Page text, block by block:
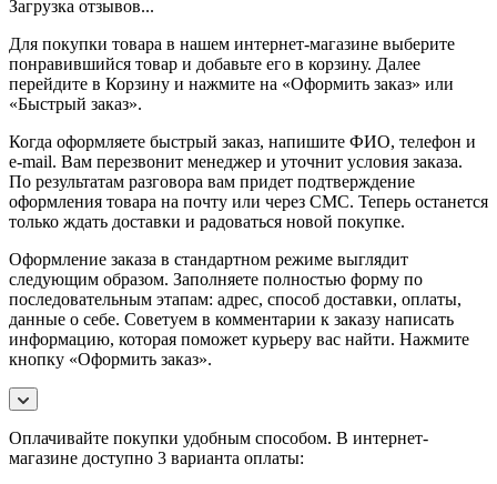
Загрузка отзывов...
Для покупки товара в нашем интернет-магазине выберите
понравившийся товар и добавьте его в корзину. Далее
перейдите в Корзину и нажмите на «Оформить заказ» или
«Быстрый заказ».
Когда оформляете быстрый заказ, напишите ФИО, телефон и
e-mail. Вам перезвонит менеджер и уточнит условия заказа.
По результатам разговора вам придет подтверждение
оформления товара на почту или через СМС. Теперь останется
только ждать доставки и радоваться новой покупке.
Оформление заказа в стандартном режиме выглядит
следующим образом. Заполняете полностью форму по
последовательным этапам: адрес, способ доставки, оплаты,
данные о себе. Советуем в комментарии к заказу написать
информацию, которая поможет курьеру вас найти. Нажмите
кнопку «Оформить заказ».
Оплачивайте покупки удобным способом. В интернет-
магазине доступно 3 варианта оплаты: